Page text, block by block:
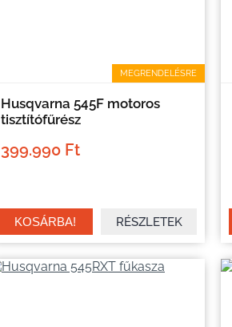
MEGRENDELÉSRE
Husqvarna 545F motoros
tisztítófűrész
399.990 Ft
RÉSZLETEK